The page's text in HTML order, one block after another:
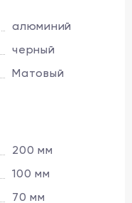
алюминий
черный
Матовый
200 мм
100 мм
70 мм